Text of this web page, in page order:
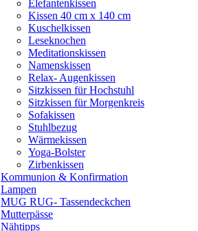
Elefantenkissen
Kissen 40 cm x 140 cm
Kuschelkissen
Leseknochen
Meditationskissen
Namenskissen
Relax- Augenkissen
Sitzkissen für Hochstuhl
Sitzkissen für Morgenkreis
Sofakissen
Stuhlbezug
Wärmekissen
Yoga-Bolster
Zirbenkissen
Kommunion & Konfirmation
Lampen
MUG RUG- Tassendeckchen
Mutterpässe
Nähtipps